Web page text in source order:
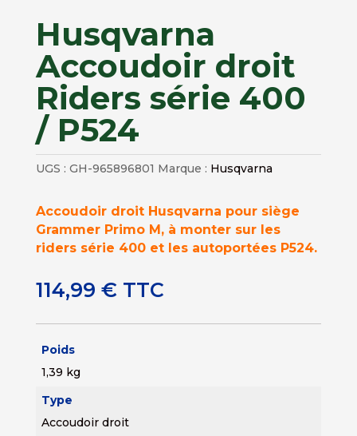
Husqvarna
Accoudoir droit
Riders série 400
/ P524
UGS : GH-965896801 Marque : Husqvarna
Accoudoir droit Husqvarna pour siège
Grammer Primo M, à monter sur les
riders série 400 et les autoportées P524.
114,99 € TTC
Poids
1,39 kg
Type
Accoudoir droit